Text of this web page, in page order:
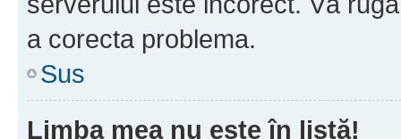
a corecta problema.
Sus
Limba mea nu este în listă!